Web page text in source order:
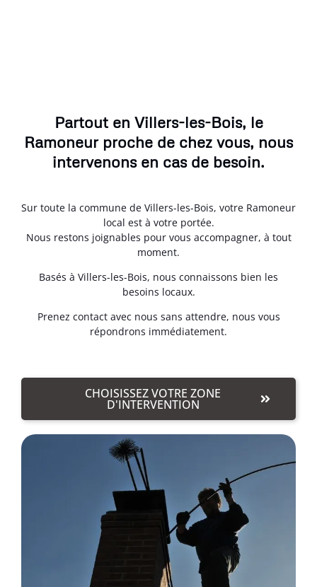
Partout en Villers-les-Bois, le
Ramoneur proche de chez vous, nous
intervenons en cas de besoin.
Sur toute la commune de Villers-les-Bois, votre Ramoneur
local est à votre portée.
Nous restons joignables pour vous accompagner, à tout
moment.
Basés à Villers-les-Bois, nous connaissons bien les
besoins locaux.
Prenez contact avec nous sans attendre, nous vous
répondrons immédiatement.
CHOISISSEZ VOTRE ZONE
D'INTERVENTION